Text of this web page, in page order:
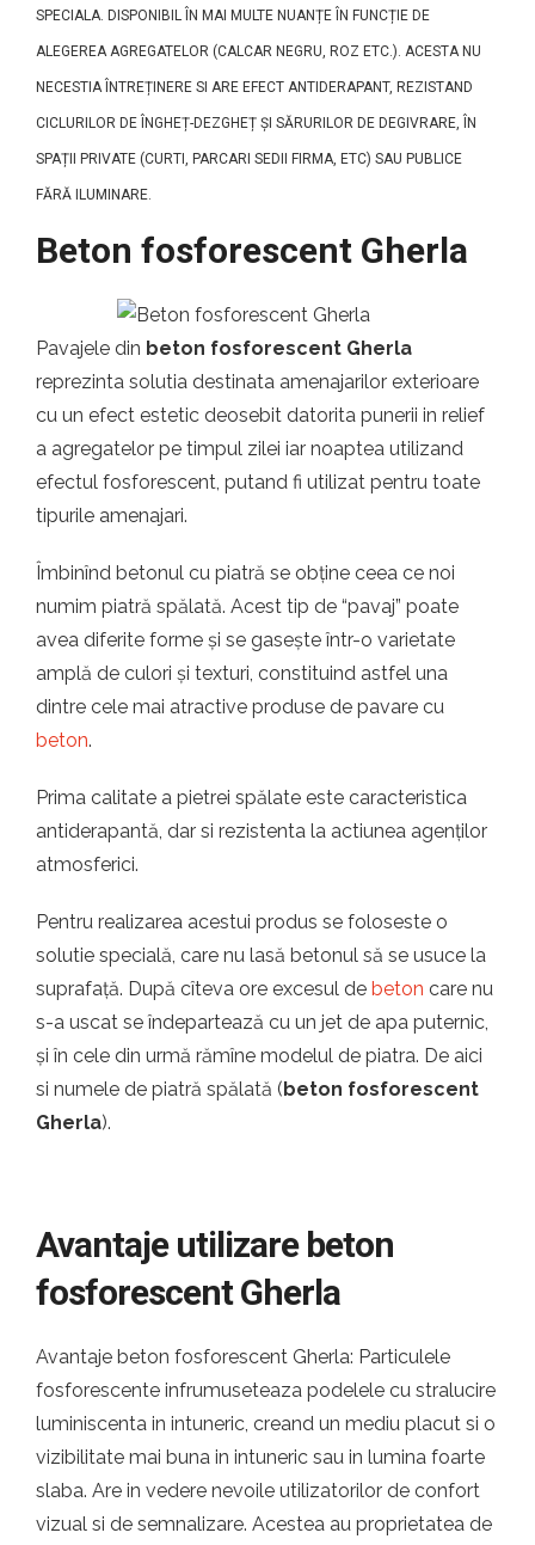
SPECIALA. DISPONIBIL ÎN MAI MULTE NUANȚE ÎN FUNCȚIE DE
ALEGEREA AGREGATELOR (CALCAR NEGRU, ROZ ETC.). ACESTA NU
NECESTIA ÎNTREȚINERE SI ARE EFECT ANTIDERAPANT, REZISTAND
CICLURILOR DE ÎNGHEȚ-DEZGHEȚ ȘI SĂRURILOR DE DEGIVRARE, ÎN
SPAȚII PRIVATE (CURTI, PARCARI SEDII FIRMA, ETC) SAU PUBLICE
FĂRĂ ILUMINARE.
Beton fosforescent Gherla
Pavajele din beton fosforescent Gherla
reprezinta solutia destinata amenajarilor exterioare
cu un efect estetic deosebit datorita punerii in relief
a agregatelor pe timpul zilei iar noaptea utilizand
efectul fosforescent, putand fi utilizat pentru toate
tipurile amenajari.
Îmbinînd betonul cu piatră se obține ceea ce noi
numim piatră spălată. Acest tip de “pavaj” poate
avea diferite forme și se gasește într-o varietate
amplă de culori și texturi, constituind astfel una
dintre cele mai atractive produse de pavare cu
beton.
Prima calitate a pietrei spălate este caracteristica
antiderapantă, dar si rezistenta la actiunea agenților
atmosferici.
Pentru realizarea acestui produs se foloseste o
solutie specială, care nu lasă betonul să se usuce la
suprafață. După cîteva ore excesul de beton care nu
s-a uscat se îndepartează cu un jet de apa puternic,
și în cele din urmă rămîne modelul de piatra. De aici
si numele de piatră spălată (beton fosforescent
Gherla).
Avantaje utilizare beton
fosforescent Gherla
Avantaje beton fosforescent Gherla: Particulele
fosforescente infrumuseteaza podelele cu stralucire
luminiscenta in intuneric, creand un mediu placut si o
vizibilitate mai buna in intuneric sau in lumina foarte
slaba. Are in vedere nevoile utilizatorilor de confort
vizual si de semnalizare. Acestea au proprietatea de